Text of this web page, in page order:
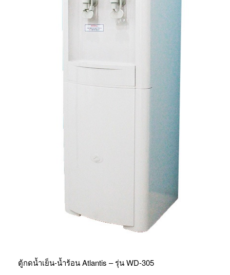
ตู้กดน้ำเย็น-น้ำร้อน Atlantis – รุ่น WD-305